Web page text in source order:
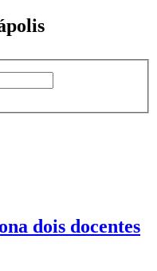
dois docentes